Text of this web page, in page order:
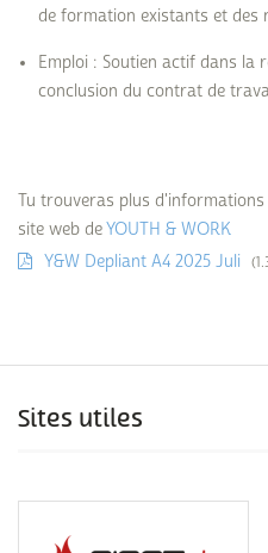
de formation existants et des
Emploi : Soutien actif dans la
conclusion du contrat de
Tu trouveras plus
site web deYOUTH & WORK
Y&W Depliant A4 2025 Juli
Sites utiles